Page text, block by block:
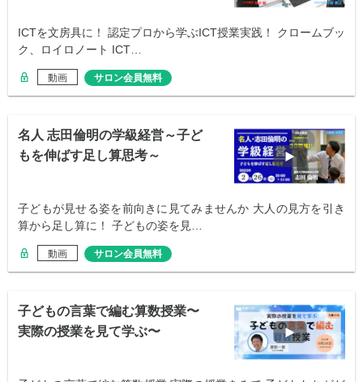
ICTを文房具に！ 認定プロから学ぶICT授業実践！ クロームブッ
ク、ロイロノート ICT…
動画 サロン会員無料
名人 志田倫明の学級経営～子ど
もを伸ばす足し算思考～
子どもが見せる姿を前向きに見てみませんか 大人の見方を引き
算から足し算に！ 子どもの姿を見…
動画 サロン会員無料
子どもの言葉で編む算数授業〜
実際の授業を見て学ぶ〜